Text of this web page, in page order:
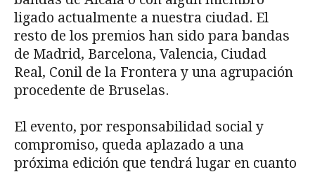
ligado actualmente a nuestra ciudad. El
resto de los premios han sido para bandas
de Madrid, Barcelona, Valencia, Ciudad
Real, Conil de la Frontera y una agrupación
procedente de Bruselas.
El evento, por responsabilidad social y
compromiso, queda aplazado a una
próxima edición que tendrá lugar en cuanto